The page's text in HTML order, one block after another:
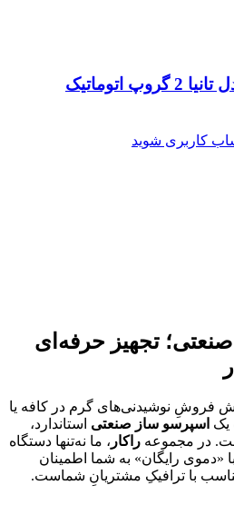
اسپرسو ساز آستوریا مدل تانیا 2 گروپ اتوماتیک
کاربری شوید
تجهیز حرفه‌ای
فروشِ نوشیدنی‌های گرم در کافه یا
یک اسپرسو ساز صنعتی استاندارد،
در مجموعه راکار ، ما نه‌تنها دستگاه
«دموی رایگان» به شما اطمینان
با ترافیکِ مشتریانِ شماست.